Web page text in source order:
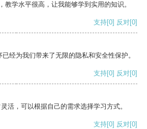
教学水平很高，让我能够学到实用的知识。
支持[0] 反对[0]
经为我们带来了无限的隐私和安全性保护。
支持[0] 反对[0]
活，可以根据自己的需求选择学习方式。
支持[0] 反对[0]